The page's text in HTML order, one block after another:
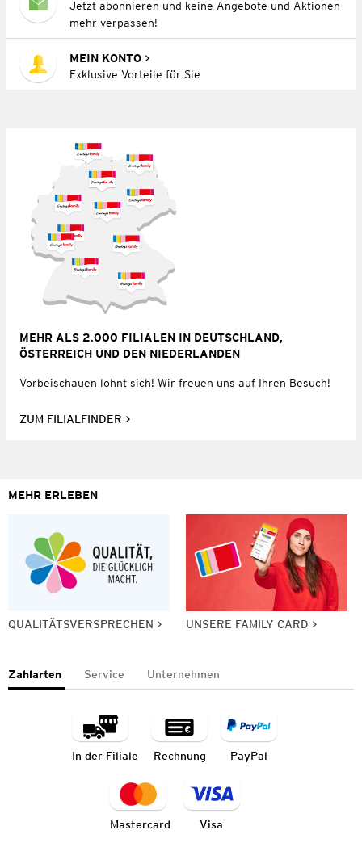
Jetzt abonnieren und keine Angebote und Aktionen
mehr verpassen!
MEIN KONTO
Exklusive Vorteile für Sie
MEHR ALS 2.000 FILIALEN IN DEUTSCHLAND,
ÖSTERREICH UND DEN NIEDERLANDEN
Vorbeischauen lohnt sich! Wir freuen uns auf Ihren Besuch!
ZUM FILIALFINDER
MEHR ERLEBEN
QUALITÄTSVERSPRECHEN UNSERE FAMILY CARD
Zahlarten Service Unternehmen
In der Filiale Rechnung PayPal
Mastercard Visa